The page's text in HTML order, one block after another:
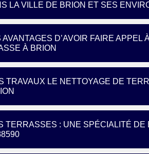
LA VILLE DE BRION ET SES
D’AVOIR FAIRE
À BRION
TRAVAUX LE NETTOYAGE DE
TERRASSES : UNE SPÉCIALITÉ